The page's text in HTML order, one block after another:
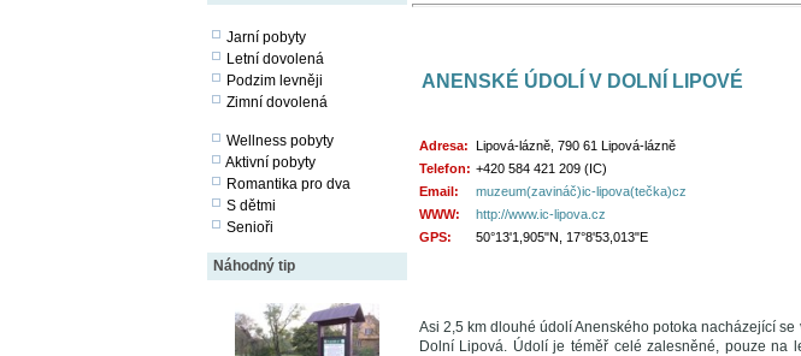
Jarní pobyty
Letní dovolená
Podzim levněji
Zimní dovolená
Wellness pobyty
Aktivní pobyty
Romantika pro dva
S dětmi
Senioři
Náhodný tip
ANENSKÉ ÚDOLÍ V DOLNÍ LIPOVÉ
Adresa: Lipová-lázně, 790 61 Lipová-lázně
Telefon: +420 584 421 209 (IC)
Email:
muzeum(zavináč)ic-lipova(tečka)cz
WWW:
http://www.ic-lipova.cz
GPS:
50°13'1,905"N, 17°8'53,013"E
Asi 2,5 km dlouhé údolí Anenského potoka nacházející
Dolní Lipová. Údolí je téměř celé zalesněné, pouze na